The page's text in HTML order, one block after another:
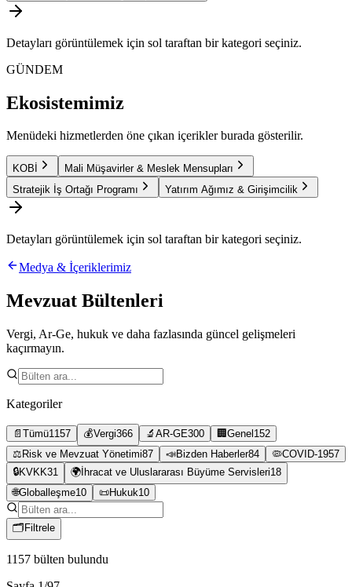
Detayları görüntülemek için sol taraftan bir kategori seçiniz.
GÜNDEM
Ekosistemimiz
Menüdeki hizmetlerden öne çıkan içerikler burada gösterilir.
KOBİ
Mali Müşavirler & Meslek Mensupları
Stratejik İş Ortağı Programı
Yatırım Ağımız & Girişimcilik
Detayları görüntülemek için sol taraftan bir kategori seçiniz.
Medya & İçeriklerimiz
Mevzuat Bültenleri
Vergi, Ar-Ge, hukuk ve daha fazlasında güncel gelişmeleri
kaçırmayın.
Kategoriler
📄 Tümü1157 💰Vergi366 🔬 AR-GE300 🏢 Genel 152
⚖️ Risk ve Mevzuat Yönetimi87 📣Bizden Haberler84 🦠COVID-1957
🔒KVKK31 🌍 İhracat ve Uluslararası Büyüme Servisleri18
🌐Globalleşme10 📜Hukuk10
🗂 Filtrele
1157 bülten bulundu